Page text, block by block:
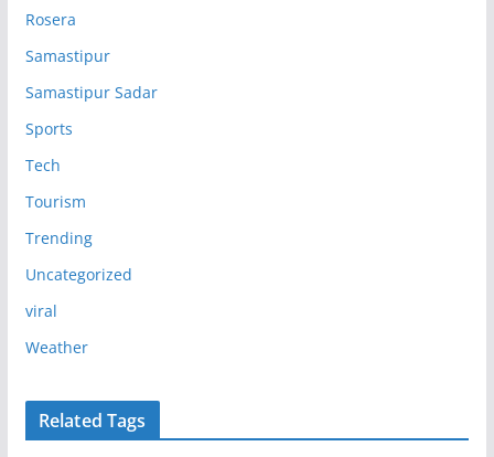
Rosera
Samastipur
Samastipur Sadar
Sports
Tech
Tourism
Trending
Uncategorized
viral
Weather
Related Tags